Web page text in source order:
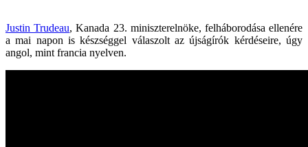
Justin Trudeau, Kanada 23. miniszterelnöke, felháborodása ellenére
a mai napon is készséggel válaszolt az újságírók kérdéseire, úgy
angol, mint francia nyelven.